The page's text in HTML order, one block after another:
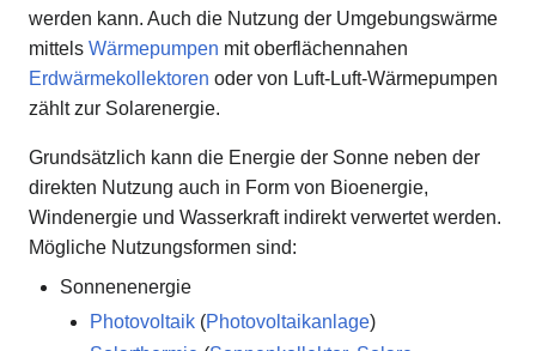
werden kann. Auch die Nutzung der Umgebungswärme
mittels Wärmepumpen mit oberflächennahen
Erdwärmekollektoren oder von Luft-Luft-Wärmepumpen
zählt zur Solarenergie.
Grundsätzlich kann die Energie der Sonne neben der
direkten Nutzung auch in Form von Bioenergie,
Windenergie und Wasserkraft indirekt verwertet werden.
Mögliche Nutzungsformen sind:
Sonnenenergie
Photovoltaik (Photovoltaikanlage)